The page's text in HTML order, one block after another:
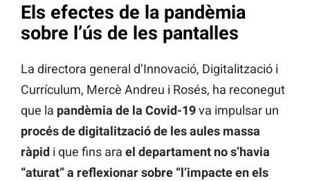
Els efectes de la pandèmia
sobre l’ús de les pantalles
La directora general d’Innovació, Digitalització i
Currículum, Mercè Andreu i Rosés, ha reconegut
que la pandèmia de la Covid-19va impulsar un
procés de digitalització de les aules massa
ràpid i que fins ara el departament no s’havia
“aturat” a reflexionar sobre “l’impacte en els